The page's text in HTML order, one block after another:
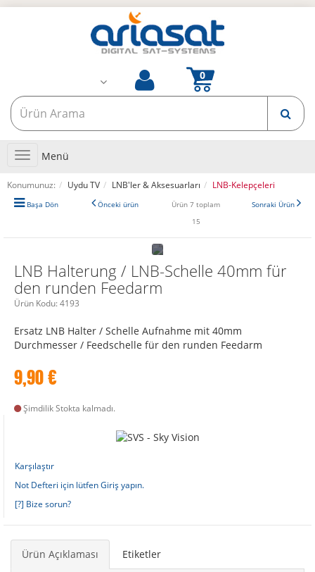
Toggle
navigation
Menü
Konumunuz: Uydu TV LNB'ler & Aksesuarları LNB-Kelepçeleri
Başa Dön Önceki ürün
Ürün 7 toplam
15
Sonraki Ürün
LNB Halterung / LNB-Schelle 40mm für
den runden Feedarm
Ürün Kodu:4193
Ersatz LNB Halter / Schelle Aufnahme mit 40mm
Durchmesser / Feedschelle für den runden Feedarm
9,90€
Şimdilik Stokta kalmadı.
Karşılaştır
Not Defteri için lütfen Giriş yapın.
[?] Bize sorun?
Ürün Açıklaması Etiketler